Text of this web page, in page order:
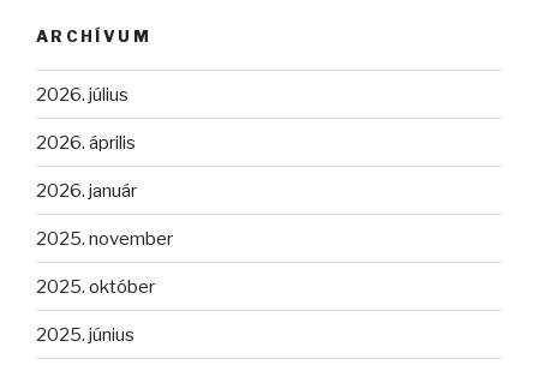
ARCHÍVUM
2026. július
2026. április
2026. január
2025. november
2025. október
2025. június